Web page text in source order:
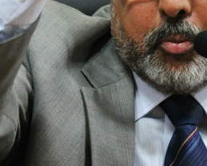
Unida Em Torno Dos
Fundantes Da Ação
Sindical